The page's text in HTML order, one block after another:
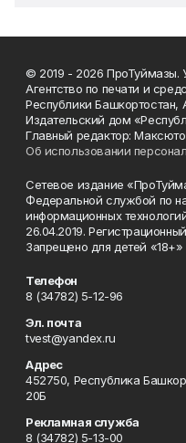
© 2019 - 2026 ПроТуймазы.
Агентство по печати и
Республики Башкортостан,
Издательский дом
Главный редактор:
Об использовании
Сетевое издание
Федеральной службой по
информационных
26.04.2019.
Запрещено для детей «18+»
Телефон
8 (34782) 5-12-96
Эл. почта
tvest@yandex.ru
Адрес
452750, Республика
20Б
Рекламная служба
8 (34782) 5-13-00